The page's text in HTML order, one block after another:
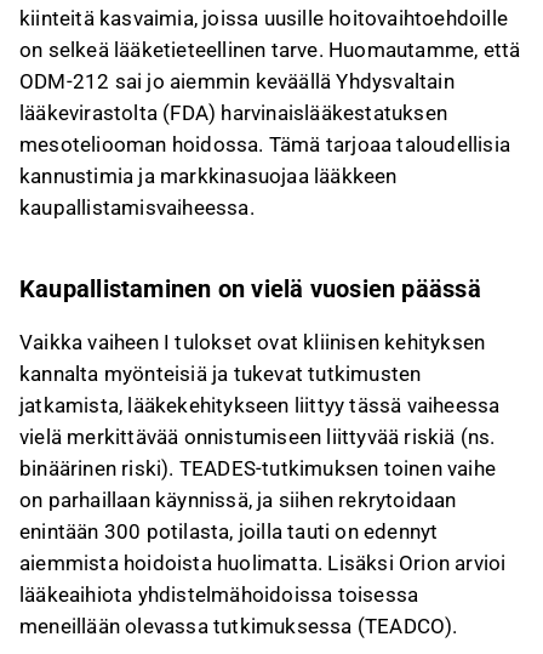
kiinteitä kasvaimia, joissa uusille hoitovaihtoehdoille
on selkeä lääketieteellinen tarve. Huomautamme, että
ODM-212 sai jo aiemmin keväällä Yhdysvaltain
lääkevirastolta (FDA) harvinaislääkestatuksen
mesoteliooman hoidossa. Tämä tarjoaa taloudellisia
kannustimia ja markkinasuojaa lääkkeen
kaupallistamisvaiheessa.
Kaupallistaminen on vielä vuosien päässä
Vaikka vaiheen I tulokset ovat kliinisen kehityksen
kannalta myönteisiä ja tukevat tutkimusten
jatkamista, lääkekehitykseen liittyy tässä vaiheessa
vielä merkittävää onnistumiseen liittyvää riskiä (ns.
binäärinen riski). TEADES-tutkimuksen toinen vaihe
on parhaillaan käynnissä, ja siihen rekrytoidaan
enintään 300 potilasta, joilla tauti on edennyt
aiemmista hoidoista huolimatta. Lisäksi Orion arvioi
lääkeaihiota yhdistelmähoidoissa toisessa
meneillään olevassa tutkimuksessa (TEADCO).